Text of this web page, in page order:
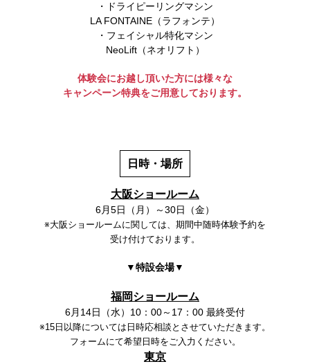
・ドライピーリングマシン
LA FONTAINE（ラフォンテ）
・フェイシャル特化マシン
NeoLift（ネオリフト）
体験会にお越し頂いた方には様々な
キャンペーン特典をご用意しております。
日時・場所
大阪ショールーム
6月5日（月）～30日（金）
※大阪ショールームに関しては、期間中随時体験予約を
受け付けております。
▼特設会場▼
福岡ショールーム
6月14日（水）10：00～17：00 最終受付
※15日以降については日時応相談とさせていただきます。
フォームにて希望日時をご入力ください。
東京